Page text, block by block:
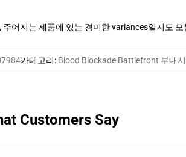
어지는 제품에 있는 경미한 variances일지도
카테고리: Blood Blockade Battlefront 부대
Customers Say